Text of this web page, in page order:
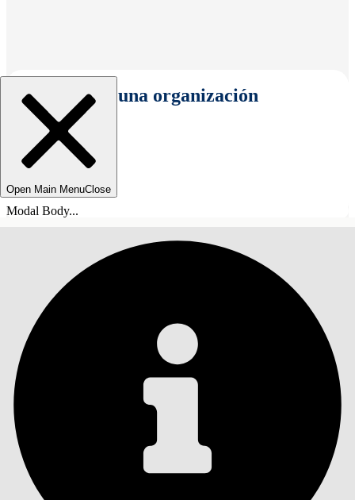
Seleccionar una organización
Open Main MenuClose
Modal Body...
Índice de materias
ÍNDICE DE MATERIAS